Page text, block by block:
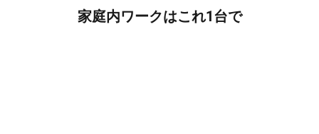
家庭内ワークはこれ1台で